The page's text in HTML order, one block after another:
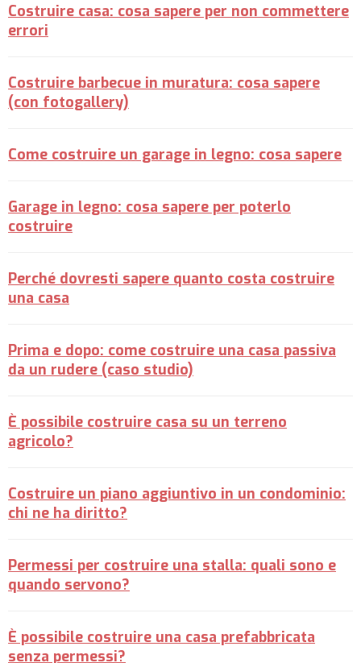
Costruire casa: cosa sapere per non commettere
errori
Costruire barbecue in muratura: cosa sapere
(con fotogallery)
Come costruire un garage in legno: cosa sapere
Garage in legno: cosa sapere per poterlo
costruire
Perché dovresti sapere quanto costa costruire
una casa
Prima e dopo: come costruire una casa passiva
da un rudere (caso studio)
È possibile costruire casa su un terreno
agricolo?
Costruire un piano aggiuntivo in un condominio:
chi ne ha diritto?
Permessi per costruire una stalla: quali sono e
quando servono?
È possibile costruire una casa prefabbricata
senza permessi?